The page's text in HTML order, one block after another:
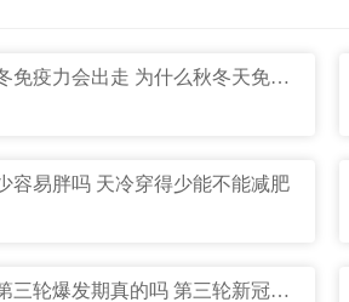
为什么秋冬免疫力会出走 为什么秋冬天免疫力下降
容易胖吗 天冷穿得少能不能减肥
11月新冠第三轮爆发期真的吗 第三轮新冠爆发时间预测什么时候